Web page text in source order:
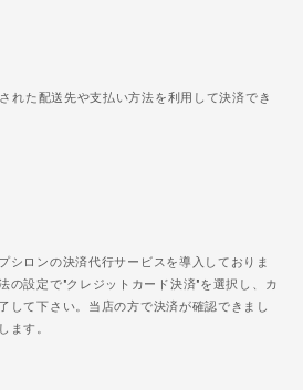
れた配送先や支払い方法を利用して決済でき
シロンの決済代行サービスを導入しておりま
の設定で"クレジットカード決済"を選択し、カ
して下さい。当店の方で決済が確認できまし
ます。